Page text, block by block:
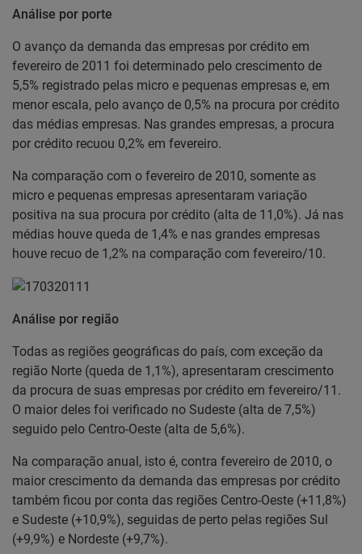
Análise por porte
O avanço da demanda das empresas por crédito em
fevereiro de 2011 foi determinado pelo crescimento de
5,5% registrado pelas micro e pequenas empresas e, em
menor escala, pelo avanço de 0,5% na procura por crédito
das médias empresas. Nas grandes empresas, a procura
por crédito recuou 0,2% em fevereiro.
Na comparação com o fevereiro de 2010, somente as
micro e pequenas empresas apresentaram variação
positiva na sua procura por crédito (alta de 11,0%). Já nas
médias houve queda de 1,4% e nas grandes empresas
houve recuo de 1,2% na comparação com fevereiro/10.
Análise por região
Todas as regiões geográficas do país, com exceção da
região Norte (queda de 1,1%), apresentaram crescimento
da procura de suas empresas por crédito em fevereiro/11.
O maior deles foi verificado no Sudeste (alta de 7,5%)
seguido pelo Centro-Oeste (alta de 5,6%).
Na comparação anual, isto é, contra fevereiro de 2010, o
maior crescimento da demanda das empresas por crédito
também ficou por conta das regiões Centro-Oeste (+11,8%)
e Sudeste (+10,9%), seguidas de perto pelas regiões Sul
(+9,9%) e Nordeste (+9,7%).